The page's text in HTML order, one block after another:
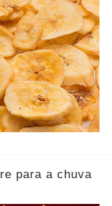
para a chuva